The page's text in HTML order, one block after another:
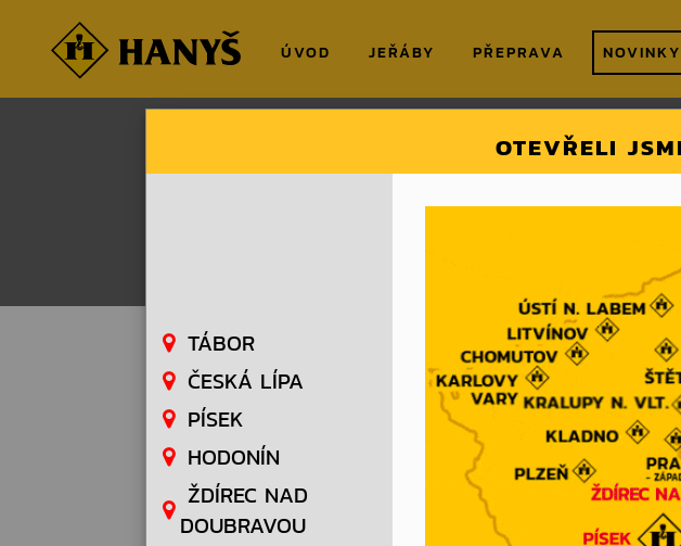
ÚVOD JEŘÁBY PŘEPRAVA NOVINKY
Demontáž lanovky na
OTEVŘELI
TÁBOR
ČESKÁ LÍPA
PÍSEK
HODONÍN
ŽDÍREC NAD
DOUBRAVOU